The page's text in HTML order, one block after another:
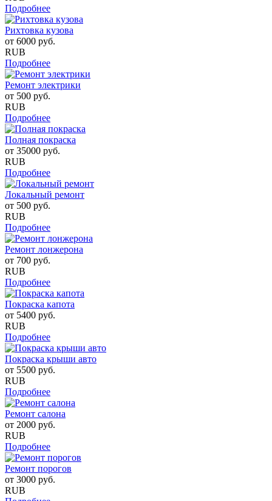
Подробнее
Рихтовка кузова
от 6000 руб.
RUB
Подробнее
Ремонт электрики
от 500 руб.
RUB
Подробнее
Полная покраска
от 35000 руб.
RUB
Подробнее
Локальный ремонт
от 500 руб.
RUB
Подробнее
Ремонт лонжерона
от 700 руб.
RUB
Подробнее
Покраска капота
от 5400 руб.
RUB
Подробнее
Покраска крыши авто
от 5500 руб.
RUB
Подробнее
Ремонт салона
от 2000 руб.
RUB
Подробнее
Ремонт порогов
от 3000 руб.
RUB